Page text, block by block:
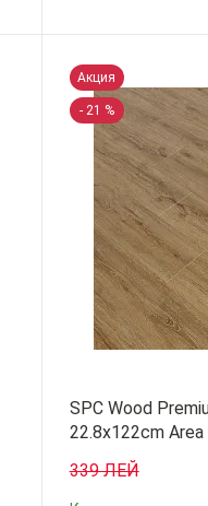
Акция
- 21 %
SPC Wood
22.8x122cm
339 ЛЕЙ